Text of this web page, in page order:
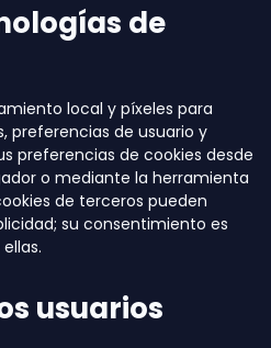
de
local y píxeles para
preferencias de usuario y
preferencias de cookies desde
o mediante la herramienta
de terceros pueden
su consentimiento es
usuarios